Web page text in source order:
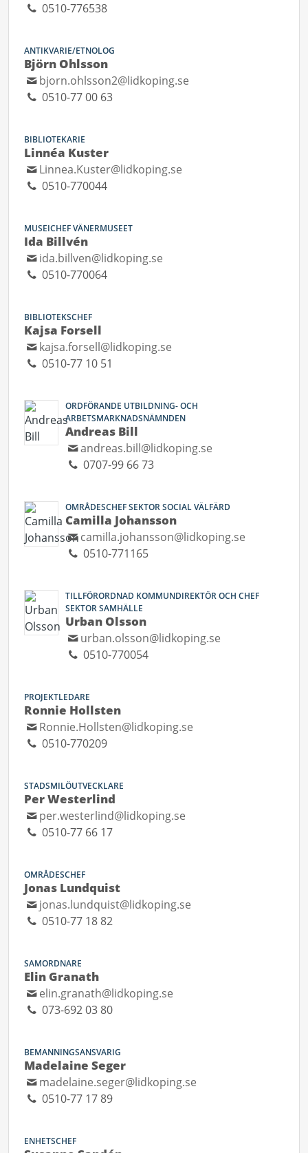
0510-776538
ANTIKVARIE/ETNOLOG
Björn Ohlsson
bjorn.ohlsson2@lidkoping.se
0510-77 00 63
BIBLIOTEKARIE
Linnéa Kuster
Linnea.Kuster@lidkoping.se
0510-770044
MUSEICHEF VÄNERMUSEET
Ida Billvén
ida.billven@lidkoping.se
0510-770064
BIBLIOTEKSCHEF
Kajsa Forsell
kajsa.forsell@lidkoping.se
0510-77 10 51
ORDFÖRANDE UTBILDNING- OCH
ARBETSMARKNADSNÄMNDEN
Andreas Bill
andreas.bill@lidkoping.se
0707-99 66 73
OMRÅDESCHEF SEKTOR SOCIAL VÄLFÄRD
Camilla Johansson
camilla.johansson@lidkoping.se
0510-771165
TILLFÖRORDNAD KOMMUNDIREKTÖR OCH CHEF
SEKTOR SAMHÄLLE
Urban Olsson
urban.olsson@lidkoping.se
0510-770054
PROJEKTLEDARE
Ronnie Hollsten
Ronnie.Hollsten@lidkoping.se
0510-770209
STADSMILÖUTVECKLARE
Per Westerlind
per.westerlind@lidkoping.se
0510-77 66 17
OMRÅDESCHEF
Jonas Lundquist
jonas.lundquist@lidkoping.se
0510-77 18 82
SAMORDNARE
Elin Granath
elin.granath@lidkoping.se
073-692 03 80
BEMANNINGSANSVARIG
Madelaine Seger
madelaine.seger@lidkoping.se
0510-77 17 89
ENHETSCHEF